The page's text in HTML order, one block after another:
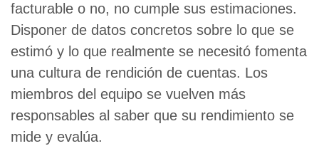
facturable o no, no cumple sus estimaciones.
Disponer de datos concretos sobre lo que se
estimó y lo que realmente se necesitó fomenta
una cultura de rendición de cuentas. Los
miembros del equipo se vuelven más
responsables al saber que su rendimiento se
mide y evalúa.